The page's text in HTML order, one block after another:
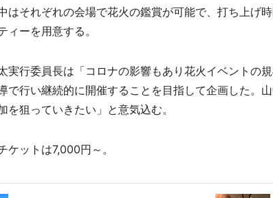
はそれぞれの会場で花火の鑑賞が可能で、打ち上げ
ィーを用意する。
実行委員長は「コロナの影響もあり花火イベントの
で行い継続的に開催することを目指して企画した。
を狙っていきたい」と意気込む。
ケットは7,000円～。